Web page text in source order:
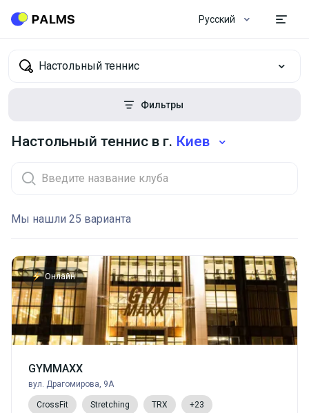
Русский
Настольный теннис
Фильтры
Настольный теннис в г. Киев
Мы нашли 25 варианта
Онлайн
GYMMAXX
вул. Драгомирова, 9А
CrossFit Stretching TRX +23